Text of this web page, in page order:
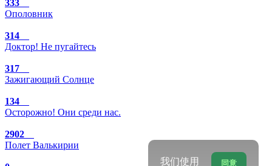
333
Ополовник
314
Доктор! Не пугайтесь
317
Зажигающий Солнце
134
Осторожно! Они среди нас.
2902
Полет Валькирии
同意
我们使用